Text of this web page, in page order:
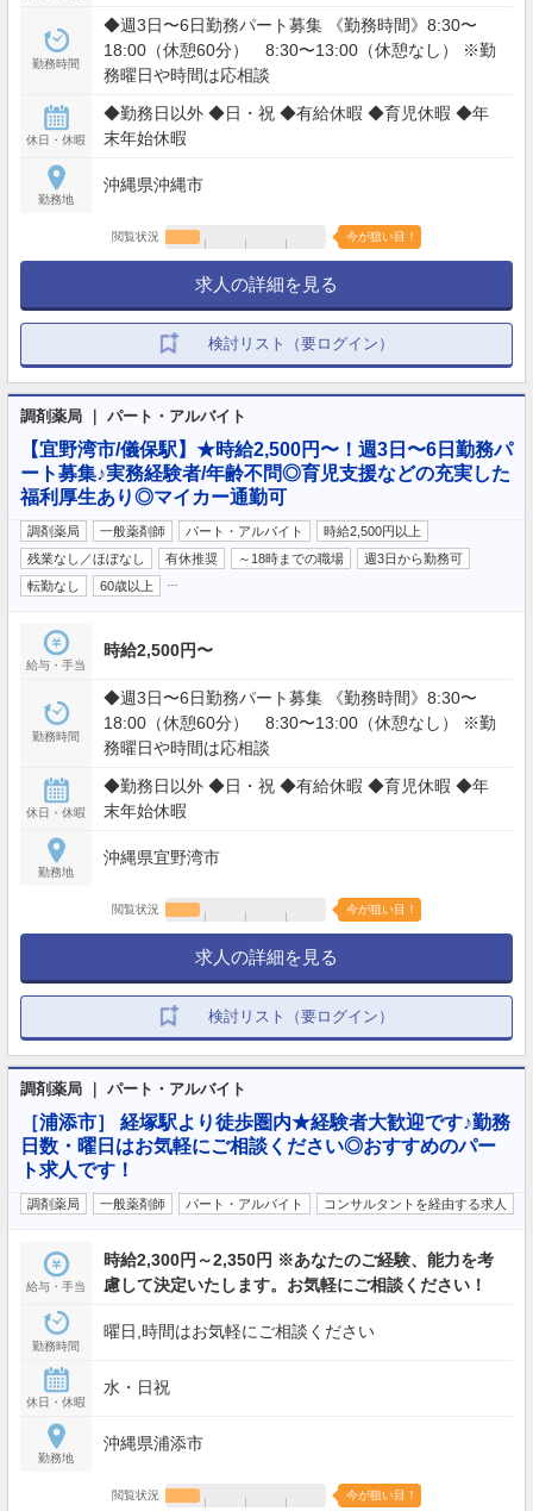
勤務時間
◆週3日〜6日勤務パート募集 《勤務時間》8:30〜
18:00（休憩60分） 8:30〜13:00（休憩なし） ※勤
務曜日や時間は応相談
休日・休暇
◆勤務日以外 ◆日・祝 ◆有給休暇 ◆育児休暇 ◆年
末年始休暇
勤務地
沖縄県沖縄市
閲覧状況 今が狙い目！
求人の詳細を見る
検討リスト（要ログイン）
調剤薬局 ｜ パート・アルバイト
【宜野湾市/儀保駅】★時給2,500円〜！週3日〜6日勤務パ
ート募集♪実務経験者/年齢不問◎育児支援などの充実した
福利厚生あり◎マイカー通勤可
調剤薬局 一般薬剤師 パート・アルバイト
時給2,500円以上
残業なし／ほぼなし
有休推奨 ～18時までの職場
週3日から勤務可
転勤なし
60歳以上
給与・手当
時給2,500円〜
勤務時間
◆週3日〜6日勤務パート募集 《勤務時間》8:30〜
18:00（休憩60分） 8:30〜13:00（休憩なし） ※勤
務曜日や時間は応相談
休日・休暇
◆勤務日以外 ◆日・祝 ◆有給休暇 ◆育児休暇 ◆年
末年始休暇
勤務地
沖縄県宜野湾市
閲覧状況 今が狙い目！
求人の詳細を見る
検討リスト（要ログイン）
調剤薬局 ｜ パート・アルバイト
［浦添市］ 経塚駅より徒歩圏内★経験者大歓迎です♪勤務
日数・曜日はお気軽にご相談ください◎おすすめのパー
ト求人です！
調剤薬局 一般薬剤師 パート・アルバイト コンサルタントを経由する求人
給与・手当
時給2,300円～2,350円 ※あなたのご経験、能力を考
慮して決定いたします。お気軽にご相談ください！
勤務時間
曜日,時間はお気軽にご相談ください
休日・休暇
水・日祝
勤務地
沖縄県浦添市
閲覧状況 今が狙い目！